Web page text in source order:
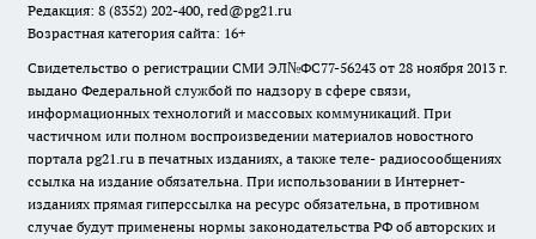
Редакция: 8 (8352) 202-400, red@pg21.ru
Возрастная категория сайта: 16+
Свидетельство о регистрации СМИ ЭЛ№ФС77-56243 от 28 ноября 2013 г.
выдано Федеральной службой по надзору в сфере связи,
информационных технологий и массовых коммуникаций. При
частичном или полном воспроизведении материалов новостного
портала pg21.ru в печатных изданиях, а также теле- радиосообщениях
ссылка на издание обязательна. При использовании в Интернет-
изданиях прямая гиперссылка на ресурс обязательна, в противном
случае будут применены нормы законодательства РФ об авторских и